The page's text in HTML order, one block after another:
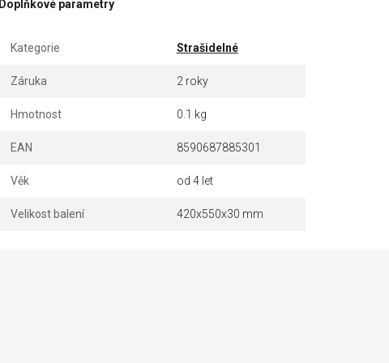
Doplňkové parametry
Kategorie Strašidelné
Záruka 2 roky
Hmotnost 0.1 kg
EAN 8590687885301
Věk od 4 let
Velikost balení 420x550x30 mm